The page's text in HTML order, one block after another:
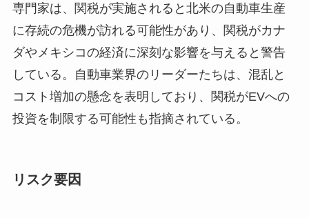
専門家は、関税が実施されると北米の自動車生産
に存続の危機が訪れる可能性があり、関税がカナ
ダやメキシコの経済に深刻な影響を与えると警告
している。自動車業界のリーダーたちは、混乱と
コスト増加の懸念を表明しており、関税がEVへの
投資を制限する可能性も指摘されている。
リスク要因